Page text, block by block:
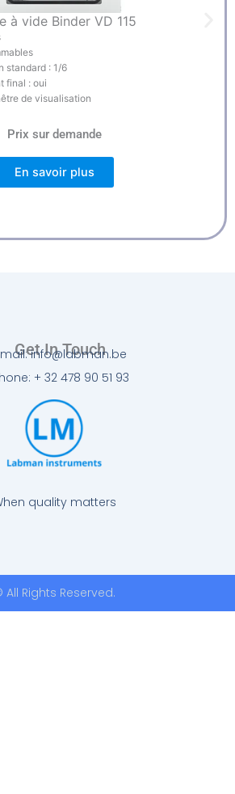
à vide Binder VD 115
standard : 1/6
final : oui
de visualisation
Prix sur demande
En savoir plus
quality matters
Get In Touch
info@labman.be
+ 32 478 90 51 93
All Rights Reserved.